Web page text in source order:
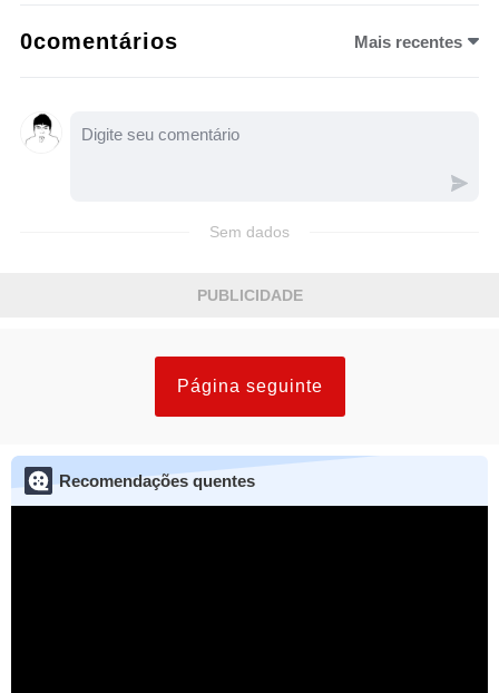
0comentários Mais recentes
Sem dados
PUBLICIDADE
Página seguinte
Recomendações quentes